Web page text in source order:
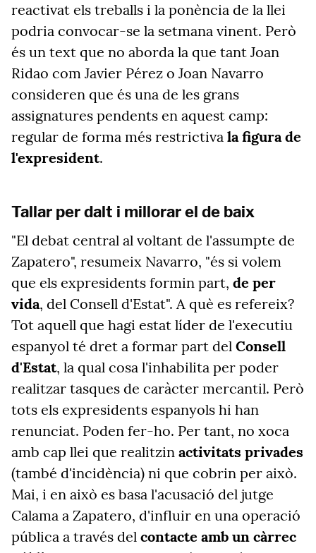
reactivat els treballs i la ponència de la llei
podria convocar-se la setmana vinent. Però
és un text que no aborda la que tant Joan
Ridao com Javier Pérez o Joan Navarro
consideren que és una de les grans
assignatures pendents en aquest camp:
regular de forma més restrictiva la figura de
l'expresident.
Tallar per dalt i millorar el de baix
"El debat central al voltant de l'assumpte de
Zapatero", resumeix Navarro, "és si volem
que els expresidents formin part, de per
vida, del Consell d'Estat". A què es refereix?
Tot aquell que hagi estat líder de l'executiu
espanyol té dret a formar part del Consell
d'Estat, la qual cosa l'inhabilita per poder
realitzar tasques de caràcter mercantil. Però
tots els expresidents espanyols hi han
renunciat. Poden fer-ho. Per tant, no xoca
amb cap llei que realitzin activitats privades
(també d'incidència) ni que cobrin per això.
Mai, i en això es basa l'acusació del jutge
Calama a Zapatero, d'influir en una operació
pública a través del contacte amb un càrrec